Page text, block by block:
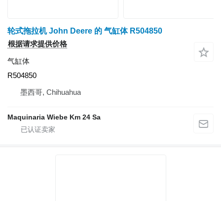
轮式拖拉机 John Deere 的 气缸体 R504850
根据请求提供价格
气缸体
R504850
墨西哥, Chihuahua
Maquinaria Wiebe Km 24 Sa